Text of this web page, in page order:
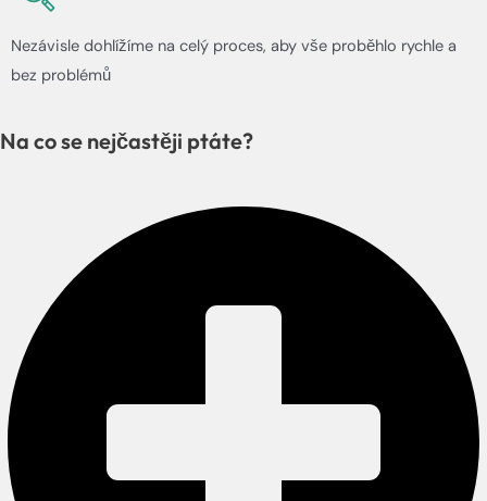
Nezávisle dohlížíme na celý proces, aby vše proběhlo rychle a
bez problémů
Na co se nejčastěji ptáte?